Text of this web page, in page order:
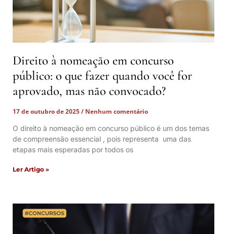
Direito à nomeação em concurso
público: o que fazer quando você for
aprovado, mas não convocado?
17 de outubro de 2025
Nenhum comentário
O direito à nomeação em concurso público é um dos temas
de compreensão essencial , pois representa uma das
etapas mais esperadas por todos os
Ler Artigo »